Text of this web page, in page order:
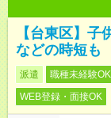
【台東区】
などの時短も
派遣 職種未経験OK
WEB登録・面接OK